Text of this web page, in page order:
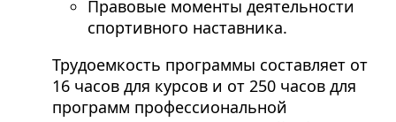
Правовые моменты деятельности
спортивного наставника.
Трудоемкость программы составляет от
16 часов для курсов и от 250 часов для
программ профессиональной